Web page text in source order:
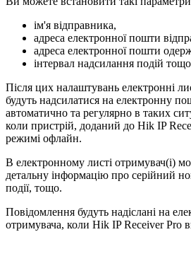
ім'я відправника,
адреса електронної пошти
адреса електронної пошти
інтервал надсилання подій
Після цих налаштувань електронні
будуть надсилатися на електронну
автоматично та регулярно в таких
коли пристрій, доданий до Hik IP
режимі офлайн.
В електронному листі отримувач(і)
детальну інформацію про серійний
події, тощо.
Повідомлення будуть надіслані на
отримувача, коли Hik IP Receiver Pro